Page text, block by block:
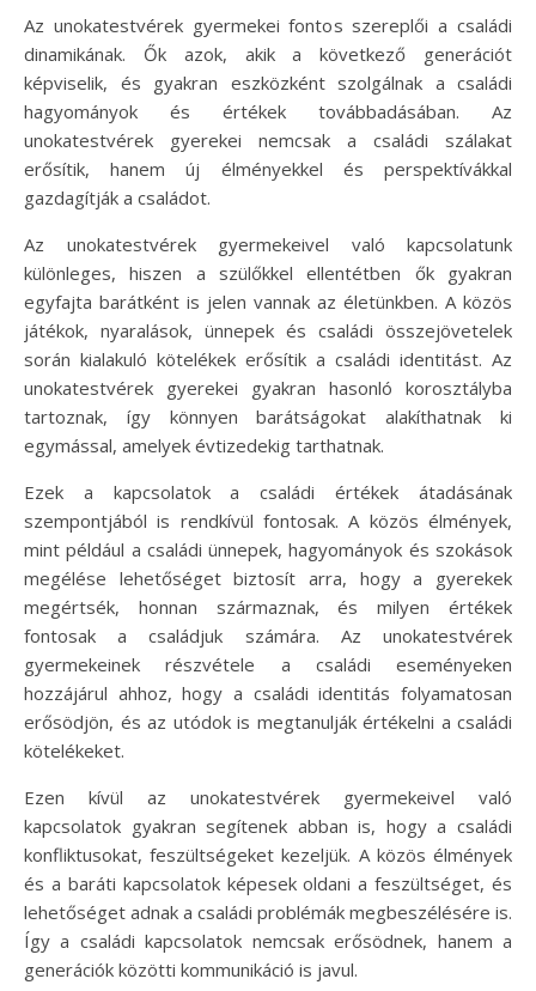
Az unokatestvérek gyermekei fontos szereplői a családi
dinamikának. Ők azok, akik a következő generációt
képviselik, és gyakran eszközként szolgálnak a családi
hagyományok és értékek továbbadásában. Az
unokatestvérek gyerekei nemcsak a családi szálakat
erősítik, hanem új élményekkel és perspektívákkal
gazdagítják a családot.
Az unokatestvérek gyermekeivel való kapcsolatunk
különleges, hiszen a szülőkkel ellentétben ők gyakran
egyfajta barátként is jelen vannak az életünkben. A közös
játékok, nyaralások, ünnepek és családi összejövetelek
során kialakuló kötelékek erősítik a családi identitást. Az
unokatestvérek gyerekei gyakran hasonló korosztályba
tartoznak, így könnyen barátságokat alakíthatnak ki
egymással, amelyek évtizedekig tarthatnak.
Ezek a kapcsolatok a családi értékek átadásának
szempontjából is rendkívül fontosak. A közös élmények,
mint például a családi ünnepek, hagyományok és szokások
megélése lehetőséget biztosít arra, hogy a gyerekek
megértsék, honnan származnak, és milyen értékek
fontosak a családjuk számára. Az unokatestvérek
gyermekeinek részvétele a családi eseményeken
hozzájárul ahhoz, hogy a családi identitás folyamatosan
erősödjön, és az utódok is megtanulják értékelni a családi
kötelékeket.
Ezen kívül az unokatestvérek gyermekeivel való
kapcsolatok gyakran segítenek abban is, hogy a családi
konfliktusokat, feszültségeket kezeljük. A közös élmények
és a baráti kapcsolatok képesek oldani a feszültséget, és
lehetőséget adnak a családi problémák megbeszélésére is.
Így a családi kapcsolatok nemcsak erősödnek, hanem a
generációk közötti kommunikáció is javul.